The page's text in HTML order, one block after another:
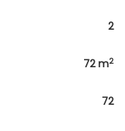
2
72m2
72